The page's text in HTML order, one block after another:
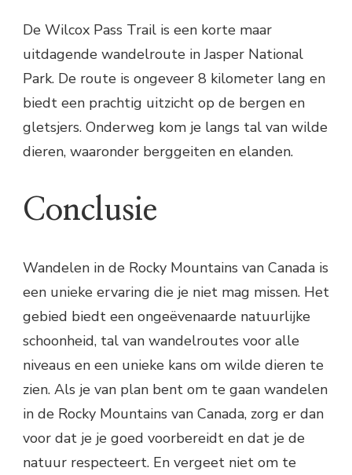
De Wilcox Pass Trail is een korte maar
uitdagende wandelroute in Jasper National
Park. De route is ongeveer 8 kilometer lang en
biedt een prachtig uitzicht op de bergen en
gletsjers. Onderweg kom je langs tal van wilde
dieren, waaronder berggeiten en elanden.
Conclusie
Wandelen in de Rocky Mountains van Canada is
een unieke ervaring die je niet mag missen. Het
gebied biedt een ongeëvenaarde natuurlijke
schoonheid, tal van wandelroutes voor alle
niveaus en een unieke kans om wilde dieren te
zien. Als je van plan bent om te gaan wandelen
in de Rocky Mountains van Canada, zorg er dan
voor dat je je goed voorbereidt en dat je de
natuur respecteert. En vergeet niet om te